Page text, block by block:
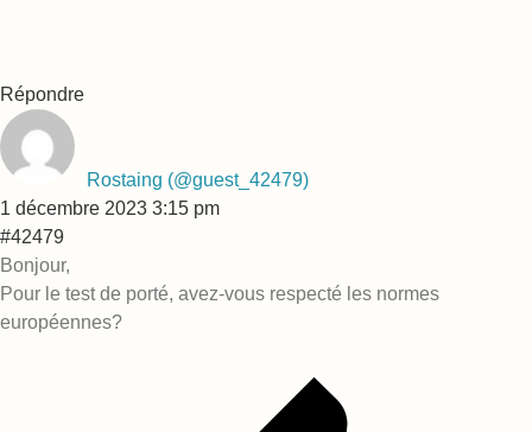
Répondre
Rostaing (@guest_42479)
1 décembre 2023 3:15 pm
#42479
Bonjour,
Pour le test de porté, avez-vous respecté les normes
européennes?